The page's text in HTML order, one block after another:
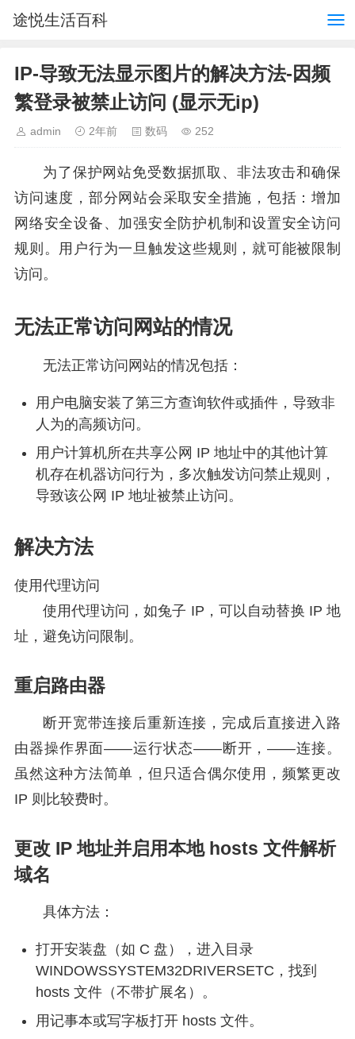
途悦生活百科
IP-导致无法显示图片的解决方法-因频
繁登录被禁止访问 (显示无ip)
admin 2年前 数码 252
为了保护网站免受数据抓取、非法攻击和确保
访问速度，部分网站会采取安全措施，包括：增加
网络安全设备、加强安全防护机制和设置安全访问
规则。用户行为一旦触发这些规则，就可能被限制
访问。
无法正常访问网站的情况
无法正常访问网站的情况包括：
用户电脑安装了第三方查询软件或插件，导致非
人为的高频访问。
用户计算机所在共享公网 IP 地址中的其他计算
机存在机器访问行为，多次触发访问禁止规则，
导致该公网 IP 地址被禁止访问。
解决方法
使用代理访问
使用代理访问，如兔子 IP，可以自动替换 IP 地
址，避免访问限制。
重启路由器
断开宽带连接后重新连接，完成后直接进入路
由器操作界面——运行状态——断开，——连接。
虽然这种方法简单，但只适合偶尔使用，频繁更改
IP 则比较费时。
更改 IP 地址并启用本地 hosts 文件解析
域名
具体方法：
打开安装盘（如 C 盘），进入目录
WINDOWSSYSTEM32DRIVERSETC，找到
hosts 文件（不带扩展名）。
用记事本或写字板打开 hosts 文件。